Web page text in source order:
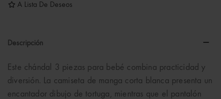
A Lista De Deseos
Descripción
Este chándal 3 piezas para bebé combina practicidad y
diversión. La camiseta de manga corta blanca presenta un
encantador dibujo de tortuga, mientras que el pantalón